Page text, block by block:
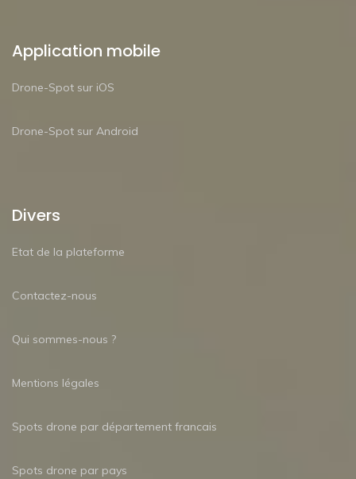
Application mobile
Drone-Spot sur iOS
Drone-Spot sur Android
Divers
Etat de la plateforme
Contactez-nous
Qui sommes-nous ?
Mentions légales
Spots drone par département francais
Spots drone par pays